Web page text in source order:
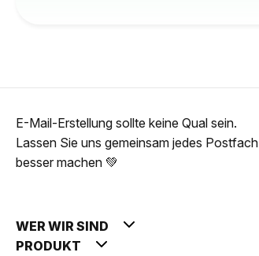
E-Mail-Erstellung sollte keine Qual sein.
Lassen Sie uns gemeinsam jedes Postfach
besser machen 💚
WER WIR SIND
PRODUKT